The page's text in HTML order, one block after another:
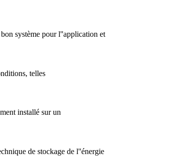
système pour l''application et
telles
installé sur un
de stockage de l''énergie